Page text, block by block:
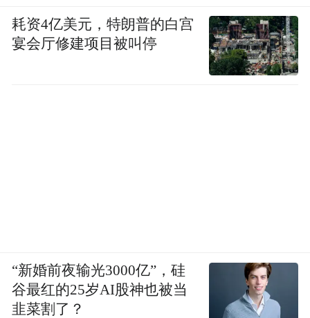
耗资4亿美元，特朗普的白宫
宴会厅修建项目被叫停
“新婚前夜输光3000亿”，硅
谷最红的25岁AI股神也被当
韭菜割了？